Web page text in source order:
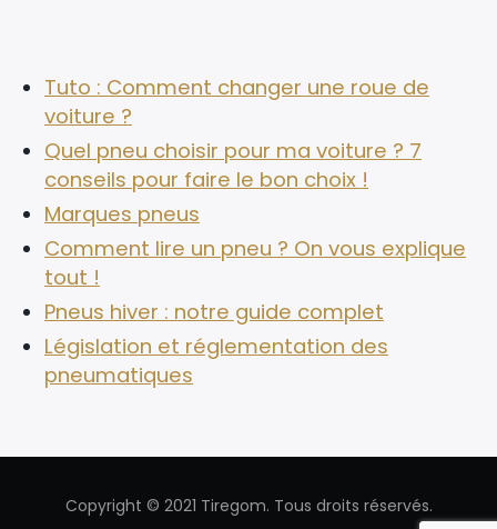
Tuto : Comment changer une roue de
voiture ?
Quel pneu choisir pour ma voiture ? 7
conseils pour faire le bon choix !
Marques pneus
Comment lire un pneu ? On vous explique
tout !
Pneus hiver : notre guide complet
Législation et réglementation des
pneumatiques
Copyright © 2021 Tiregom. Tous droits réservés.